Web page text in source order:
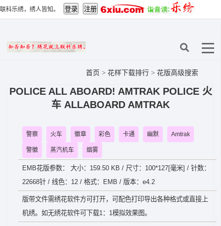
联科乐绣，绣人皆知。
首页 > 花样下载排行 > 花版高级搜索
POLICE ALL ABOARD! AMTRAK POLICE 火
车 ALLABOARD AMTRAK
警察 火车 徽章 彩色 卡通 幽默 Amtrak
警徽 蒸汽机车 烟雾
EMB花版参数： 大小：159.50 KB / 尺寸：100*127[毫米] / 针数：
22668针 / 线色：12 / 格式：EMB / 版本：e4.2
版带文件需绣花软件方可打开，可配色打印导出各种格式或直接上
机绣。如无绣花软件可下载1：1模拟效果图。